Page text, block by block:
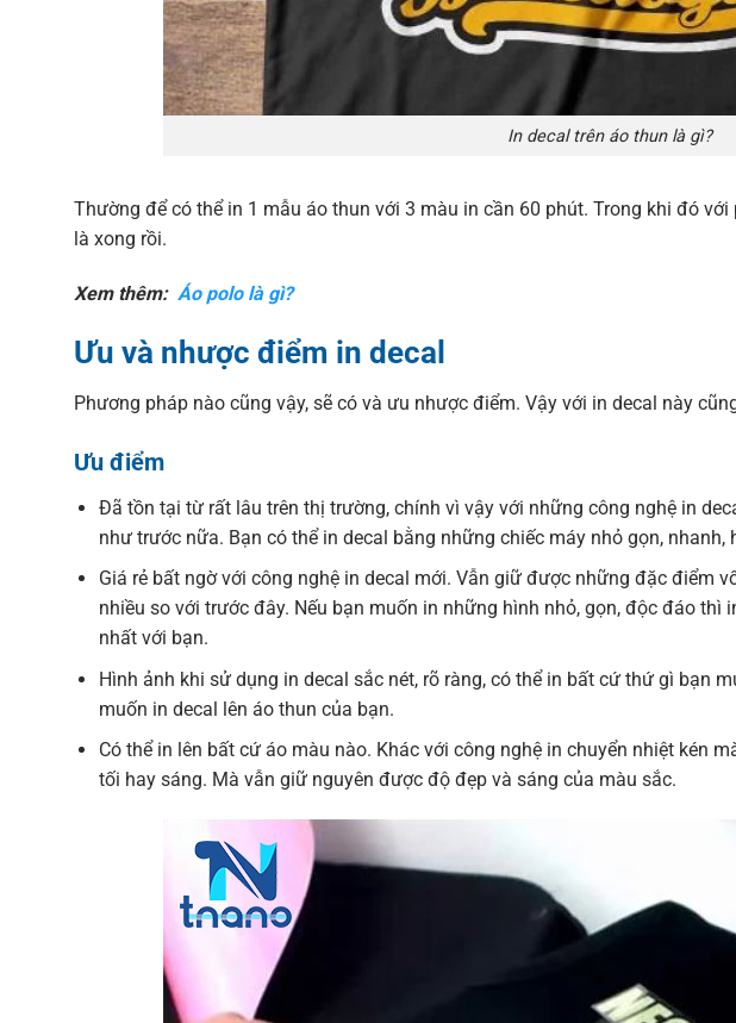
In decal trên áo thun là gì?
Thường để có thể in 1 mẫu áo thun với 3 màu in cần 60 phút. Trong khi đó
là xong rồi.
Xem thêm: Áo polo là gì?
Ưu và nhược điểm in decal
Phương pháp nào cũng vậy, sẽ có và ưu nhược điểm. Vậy với in decal này
Ưu điểm
Đã tồn tại từ rất lâu trên thị trường, chính vì vậy với những công nghệ in
như trước nữa. Bạn có thể in decal bằng những chiếc máy nhỏ gọn, nhanh,
Giá rẻ bất ngờ với công nghệ in decal mới. Vẫn giữ được những đặc điểm
nhiều so với trước đây. Nếu bạn muốn in những hình nhỏ, gọn, độc đáo thì
nhất với bạn.
Hình ảnh khi sử dụng in decal sắc nét, rõ ràng, có thể in bất cứ thứ gì bạn
muốn in decal lên áo thun của bạn.
Có thể in lên bất cứ áo màu nào. Khác với công nghệ in chuyển nhiệt kén
tối hay sáng. Mà vẫn giữ nguyên được độ đẹp và sáng của màu sắc.